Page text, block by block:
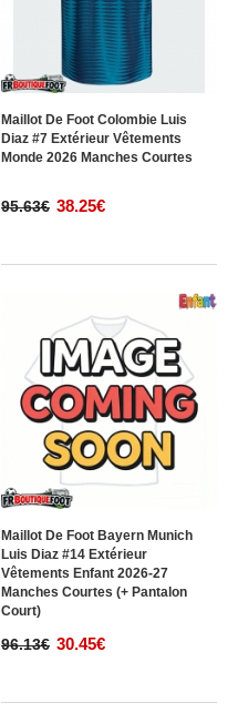
Maillot De Foot Colombie Luis
Diaz #7 Extérieur Vêtements
Monde 2026 Manches Courtes
95.63€ 38.25€
Maillot De Foot Bayern Munich
Luis Diaz #14 Extérieur
Vêtements Enfant 2026-27
Manches Courtes (+ Pantalon
Court)
96.13€ 30.45€